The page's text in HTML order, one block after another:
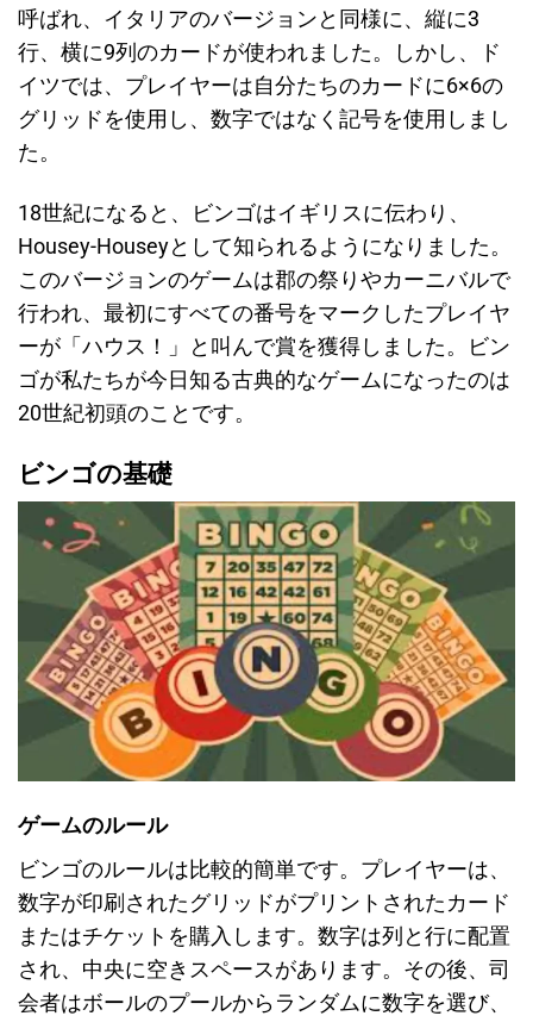
呼ばれ、イタリアのバージョンと同様に、縦に3
行、横に9列のカードが使われました。しかし、ド
イツでは、プレイヤーは自分たちのカードに6×6の
グリッドを使用し、数字ではなく記号を使用しまし
た。
18世紀になると、ビンゴはイギリスに伝わり、
Housey-Houseyとして知られるようになりました。
このバージョンのゲームは郡の祭りやカーニバルで
行われ、最初にすべての番号をマークしたプレイヤ
ーが「ハウス！」と叫んで賞を獲得しました。ビン
ゴが私たちが今日知る古典的なゲームになったのは
20世紀初頭のことです。
ビンゴの基礎
ゲームのルール
ビンゴのルールは比較的簡単です。プレイヤーは、
数字が印刷されたグリッドがプリントされたカード
またはチケットを購入します。数字は列と行に配置
され、中央に空きスペースがあります。その後、司
会者はボールのプールからランダムに数字を選び、